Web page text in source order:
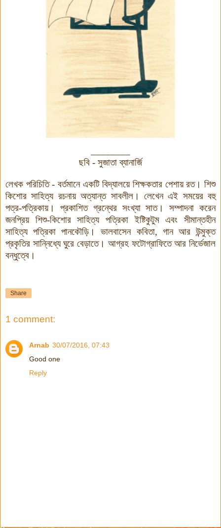
ছবি - সুজাতা ব্যানার্জি
লেখক পরিচিতি - বর্তমানে একটি বিদ্যালয়ে শিক্ষকতার পেশায় রত। শিশু
কিশোর সাহিত্য রচনায় অত্যান্ত সাবলীল। লেখেন এই সময়ের বহু
পত্র-পত্রিকায়। প্রকাশিত গ্রন্থের সংখ্যা সাত। সম্পাদনা করেন
জনপ্রিয় শিশু-কিশোর সাহিত্য পত্রিকা ইষ্টিকুটুম এবং সীমান্তহীন
সাহিত্য পত্রিকা পানকৌড়ি। ভালবাসেন কবিতা, গান আর উন্মুক্ত
প্রকৃতির সান্নিধ্যেঘুরে বেড়াতে। আগ্রহ ফটোগ্রাফিতে আর নির্ভেজাল
বন্ধুত্বে।
Share
1 comment:
Arnab 30/07/2016, 07:43
Good one
Reply